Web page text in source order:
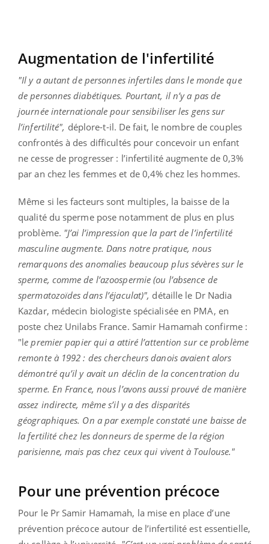
Augmentation de l'infertilité
"Il y a autant de personnes infertiles dans le monde que
de personnes diabétiques. Pourtant, il n’y a pas de
journée internationale pour sensibiliser les gens sur
l’infertilité", déplore-t-il. De fait, le nombre de couples
confrontés à des difficultés pour concevoir un enfant
ne cesse de progresser : l’infertilité augmente de 0,3%
par an chez les femmes et de 0,4% chez les hommes.
Même si les facteurs sont multiples, la baisse de la
qualité du sperme pose notamment de plus en plus
problème. "J’ai l’impression que la part de l’infertilité
masculine augmente. Dans notre pratique, nous
remarquons des anomalies beaucoup plus sévères sur le
sperme, comme de l’azoospermie (ou l’absence de
spermatozoïdes dans l’éjaculat)", détaille le Dr Nadia
Kazdar, médecin biologiste spécialisée en PMA, en
poste chez Unilabs France. Samir Hamamah confirme :
"le premier papier qui a attiré l’attention sur ce problème
remonte à 1992 : des chercheurs danois avaient alors
démontré qu’il y avait un déclin de la concentration du
sperme. En France, nous l’avons aussi prouvé de manière
assez indirecte, même s’il y a des disparités
géographiques. On a par exemple constaté une baisse de
la fertilité chez les donneurs de sperme de la région
parisienne, mais pas chez ceux qui vivent à Toulouse."
Pour une prévention précoce
Pour le Pr Samir Hamamah, la mise en place d’une
prévention précoce autour de l’infertilité est essentielle,